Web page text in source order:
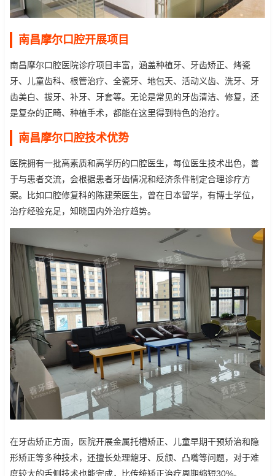
南昌摩尔口腔开展项目
南昌摩尔口腔医院诊疗项目丰富，涵盖种植牙、牙齿矫正、烤瓷
牙、儿童齿科、根管治疗、全瓷牙、地包天、活动义齿、洗牙、牙
齿美白、拔牙、补牙、牙套等。无论是常见的牙齿清洁、修复，还
是复杂的正畸、种植手术，都能在这里得到特色的治疗。
南昌摩尔口腔技术优势
医院拥有一批高素质和高学历的口腔医生，每位医生技术出色，善
于与患者交流，会根据患者牙齿情况和经济条件制定合理诊疗方
案。比如口腔修复科的陈建荣医生，曾在日本留学，有博士学位，
治疗经验充足，知晓国内外治疗趋势。
在牙齿矫正方面，医院开展金属托槽矫正、儿童早期干预矫治和隐
形矫正等多种技术，还擅长处理龅牙、反颌、凸嘴等问题，对于难
度较大的舌侧技术也能完成，比传统矫正治疗周期缩短30%。